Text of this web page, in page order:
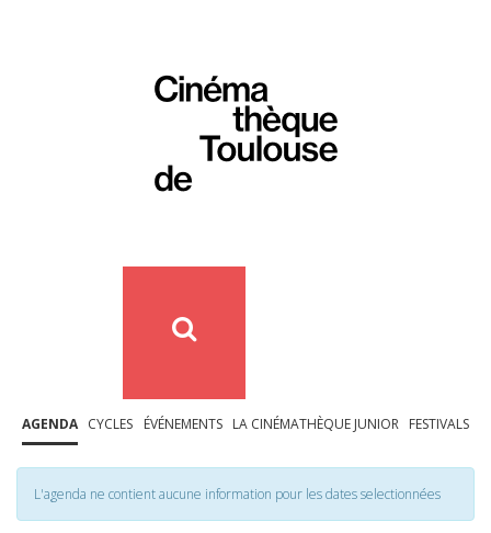
AGENDA CYCLES ÉVÉNEMENTS LA CINÉMATHÈQUE JUNIOR FESTIVALS
L'agenda ne contient aucune information pour les dates selectionnées